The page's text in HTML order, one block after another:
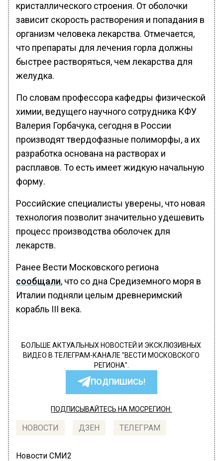
кристаллического строения. От оболочки
зависит скорость растворения и попадания в
организм человека лекарства. Отмечается,
что препараты для лечения горла должны
быстрее растворяться, чем лекарства для
желудка.
По словам профессора кафедры физической
химии, ведущего научного сотрудника КФУ
Валерия Горбачука, сегодня в России
производят твердофазные полиморфы, а их
разработка основана на растворах и
расплавов. То есть имеет жидкую начальную
форму.
Российские специалисты уверены, что новая
технология позволит значительно удешевить
процесс производства оболочек для
лекарств.
Ранее Вести Московского региона
сообщали, что со дна Средиземного моря в
Италии подняли целым древнеримский
корабль III века.
БОЛЬШЕ АКТУАЛЬНЫХ НОВОСТЕЙ И ЭКСКЛЮЗИВНЫХ
ВИДЕО В ТЕЛЕГРАМ-КАНАЛЕ "ВЕСТИ МОСКОВСКОГО
РЕГИОНА".
ПОДПИШИСЬ!
ПОДПИСЫВАЙТЕСЬ НА МОСРЕГИОН:
НОВОСТИ ДЗЕН ТЕЛЕГРАМ
Новости СМИ2